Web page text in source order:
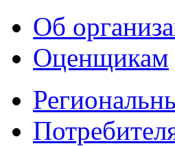
Об
Оценщикам